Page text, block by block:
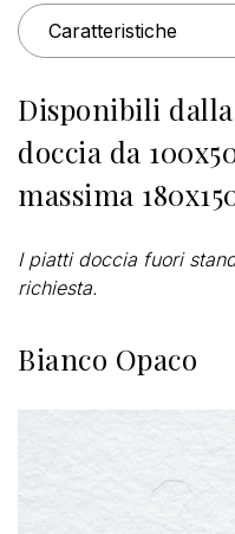
Caratteristiche
Disponibili
doccia da
massima
I piatti doccia fuori
richiesta.
Bianco Opaco